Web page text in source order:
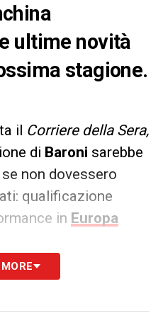
ultime novità
stagione.
il Corriere della Sera,
di Baroni sarebbe
non dovessero
qualificazione
in Europa
sostituto di Baroni